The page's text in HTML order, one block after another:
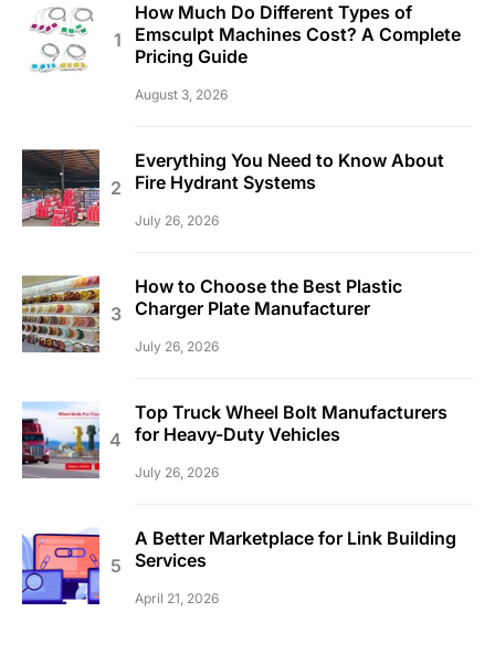
How Much Do Different Types of
Emsculpt Machines Cost? A Complete
Pricing Guide
August 3, 2026
Everything You Need to Know About
Fire Hydrant Systems
July 26, 2026
How to Choose the Best Plastic
Charger Plate Manufacturer
July 26, 2026
Top Truck Wheel Bolt Manufacturers
for Heavy-Duty Vehicles
July 26, 2026
A Better Marketplace for Link Building
Services
April 21, 2026